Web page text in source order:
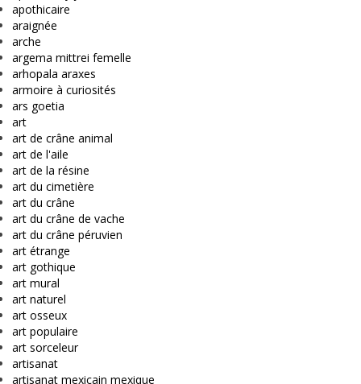
apothicaire
araignée
arche
argema mittrei femelle
arhopala araxes
armoire à curiosités
ars goetia
art
art de crâne animal
art de l'aile
art de la résine
art du cimetière
art du crâne
art du crâne de vache
art du crâne péruvien
art étrange
art gothique
art mural
art naturel
art osseux
art populaire
art sorceleur
artisanat
artisanat mexicain mexique